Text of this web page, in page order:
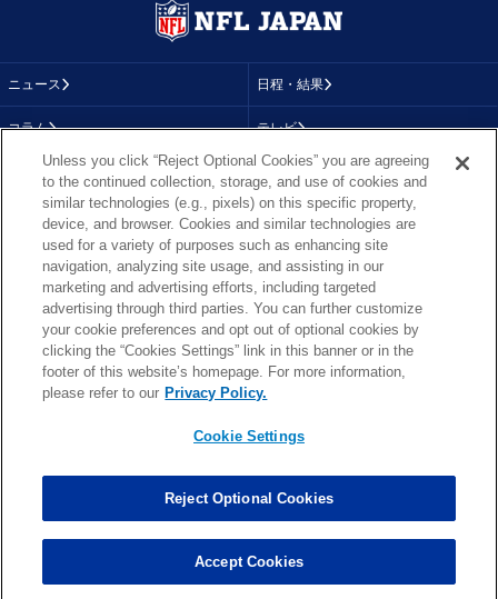
ニュース 日程・結果
コラム テレビ
順位表
About NFL
More NFL 特集
TOP お問い合わせ FAQ
PHOTO BY AP Images / PHOTO BY Getty Images
Unless you click “Reject Optional Cookies” you are agreeing
to the continued collection, storage, and use of cookies and
similar technologies (e.g., pixels) on this specific property,
device, and browser. Cookies and similar technologies are
used for a variety of purposes such as enhancing site
navigation, analyzing site usage, and assisting in our
marketing and advertising efforts, including targeted
advertising through third parties. You can further customize
your cookie preferences and opt out of optional cookies by
clicking the “Cookies Settings” link in this banner or in the
footer of this website’s homepage. For more information,
please refer to our Privacy Policy.
Cookie Settings
Reject Optional Cookies
Accept Cookies